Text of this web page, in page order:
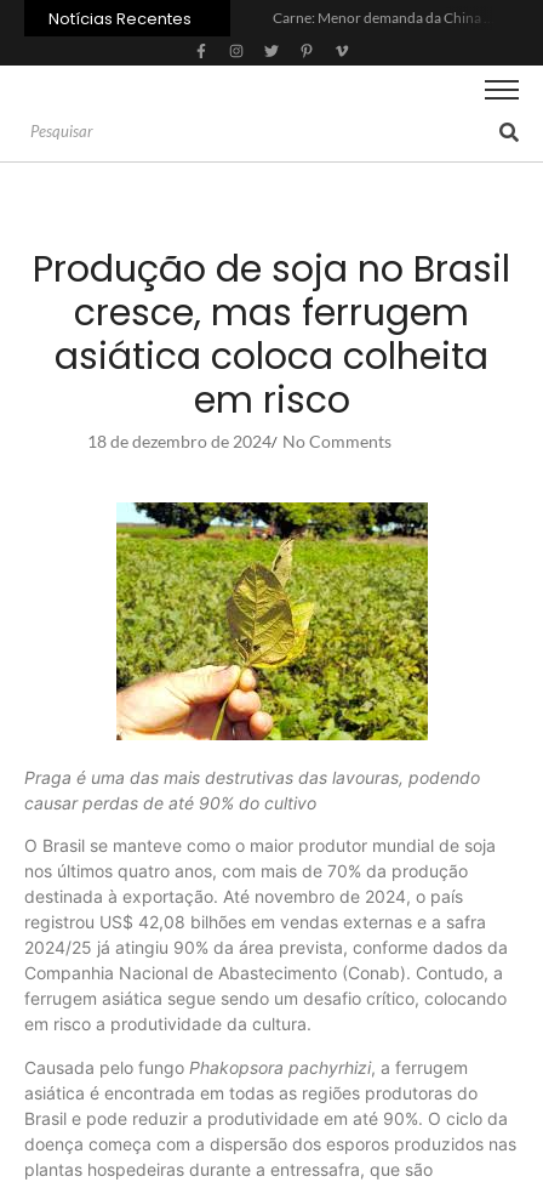
Notícias Recentes
Inadimplência no crédito rural deve seguir elevada até 2027
Lula sanciona MP do Frete e agro teme alta dos custos logísticos
Brasil tem 2º maior juro real do mundo
Produção de soja no Brasil
cresce, mas ferrugem
asiática coloca colheita
em risco
18 de dezembro de 2024/ No Comments
Praga é uma das mais destrutivas das lavouras, podendo
causar perdas de até 90% do cultivo
O Brasil se manteve como o maior produtor mundial de soja
nos últimos quatro anos, com mais de 70% da produção
destinada à exportação. Até novembro de 2024, o país
registrou US$ 42,08 bilhões em vendas externas e a safra
2024/25 já atingiu 90% da área prevista, conforme dados da
Companhia Nacional de Abastecimento (Conab). Contudo, a
ferrugem asiática segue sendo um desafio crítico, colocando
em risco a produtividade da cultura.
Causada pelo fungo Phakopsora pachyrhizi, a ferrugem
asiática é encontrada em todas as regiões produtoras do
Brasil e pode reduzir a produtividade em até 90%. O ciclo da
doença começa com a dispersão dos esporos produzidos nas
plantas hospedeiras durante a entressafra, que são